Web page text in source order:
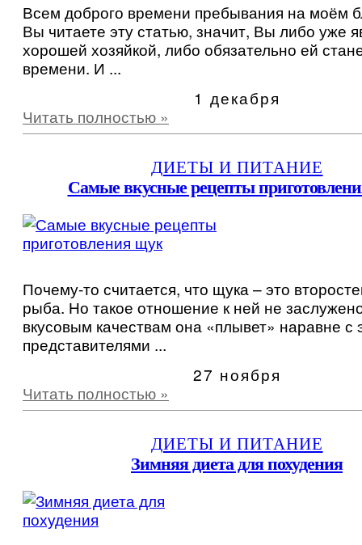
Всем доброго времени пребывания на моём
Вы читаете эту статью, значит, Вы либо уже
хорошей хозяйкой, либо обязательно ей
времени. И ...
1 декабря
Читать полностью »
ДИЕТЫ И ПИТАНИЕ
Самые вкусные рецепты
Почему-то считается, что щука – это
рыба. Но такое отношение к ней не
вкусовым качествам она «плывет» наравне с
представителями ...
27 ноября
Читать полностью »
ДИЕТЫ И ПИТАНИЕ
Зимняя диета для похудения